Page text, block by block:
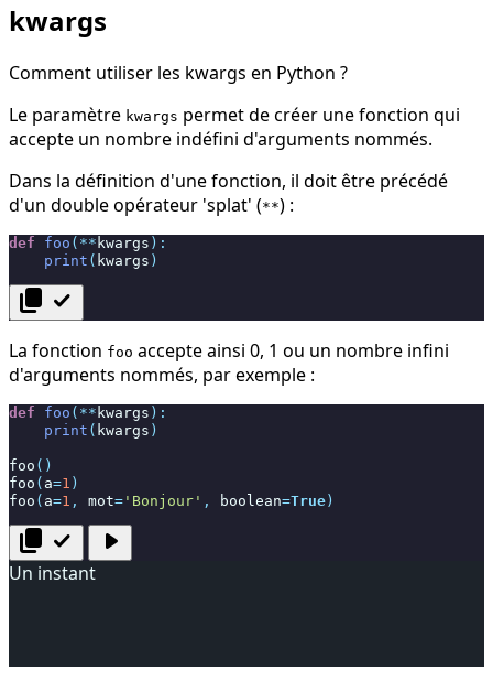
kwargs
Comment utiliser les kwargs en Python ?
Le paramètre kwargs permet de créer une fonction qui
accepte un nombre indéfini d'arguments nommés.
Dans la définition d'une fonction, il doit être précédé
d'un double opérateur 'splat' (**) :
def foo ( ** kwargs ):
print ( kwargs )
content_copy check
La fonction foo accepte ainsi 0, 1 ou un nombre infini
d'arguments nommés, par exemple :
def foo ( ** kwargs ):
print ( kwargs )
foo ()
foo ( a=1 )
foo ( a=1 , mot= 'Bonjour' , boolean=True )
content_copy check play_arrow
Un instant